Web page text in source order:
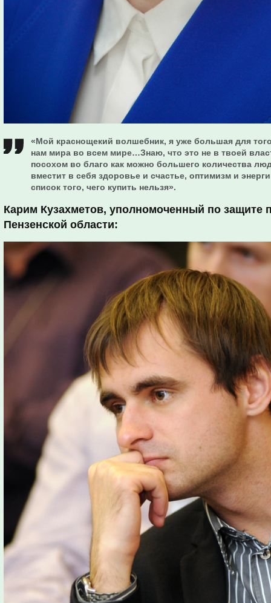
«Мой краснощекий волшебник, я уже большая для
нам мира во всем мире…Знаю, что это не в твоей
посохом во благо как можно большего количества
вместит в себя здоровье и счастье, оптимизм и
список того, чего купить нельзя».
Карим Кузахметов, уполномоченный по защите
Пензенской области: